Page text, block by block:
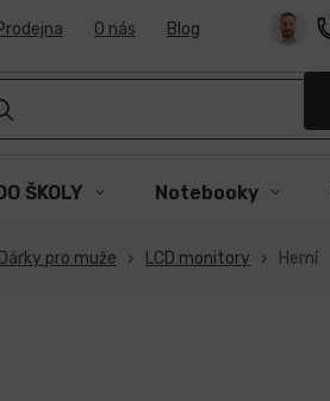
O nás Blog
ŠKOLY Notebooky
Dárky pro muže LCD monitory Herní